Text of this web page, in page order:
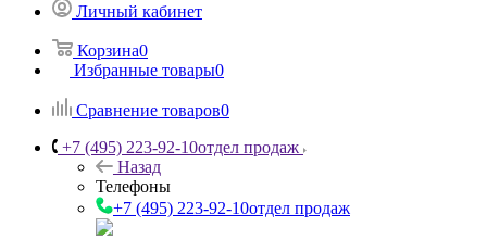
Личный кабинет
Корзина0
Избранные товары0
Сравнение товаров0
+7 (495) 223-92-10отдел продаж
Назад
Телефоны
+7 (495) 223-92-10отдел продаж